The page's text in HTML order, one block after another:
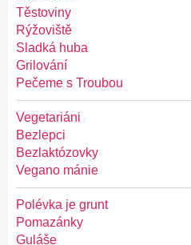
Těstoviny
Rýžoviště
Sladká huba
Grilování
Pečeme s Troubou
Vegetariáni
Bezlepci
Bezlaktózovky
Vegano mánie
Polévka je grunt
Pomazánky
Guláše